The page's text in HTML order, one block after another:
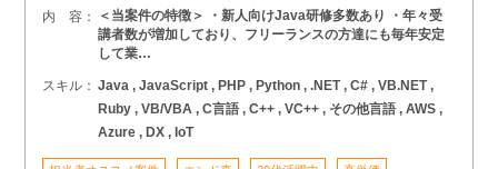
内 容：
＜当案件の特徴＞ ・新人向けJava研修多数あり ・年々受
講者数が増加しており、フリーランスの方達にも毎年安定
して業…
スキル： Java , JavaScript , PHP , Python , .NET , C# , VB.NET ,
Ruby , VB/VBA , C言語 , C++ , VC++ , その他言語 , AWS ,
Azure , DX , IoT